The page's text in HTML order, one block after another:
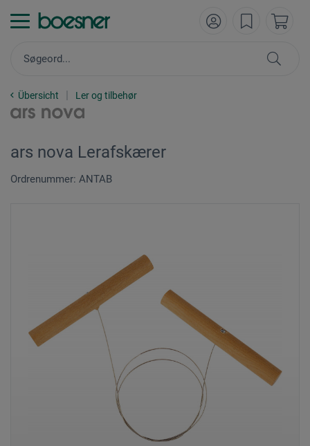
Übersicht Ler og tilbehør
ars nova Lerafskærer
Ordrenummer: ANTAB